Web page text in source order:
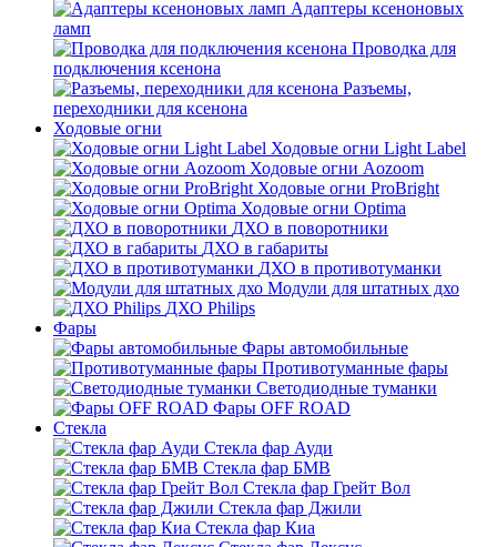
Адаптеры ксеноновых
ламп
Проводка для
подключения ксенона
Разъемы,
переходники для ксенона
Ходовые огни
Ходовые огни Light Label
Ходовые огни Aozoom
Ходовые огни ProBright
Ходовые огни Optima
ДХО в поворотники
ДХО в габариты
ДХО в противотуманки
Модули для штатных дхо
ДХО Philips
Фары
Фары автомобильные
Противотуманные фары
Светодиодные туманки
Фары OFF ROAD
Стекла
Стекла фар Ауди
Стекла фар БМВ
Стекла фар Грейт Вол
Стекла фар Джили
Стекла фар Киа